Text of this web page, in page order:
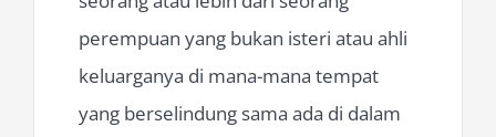
perempuan yang bukan isteri atau ahli
keluarganya di mana-mana tempat
yang berselindung sama ada di dalam